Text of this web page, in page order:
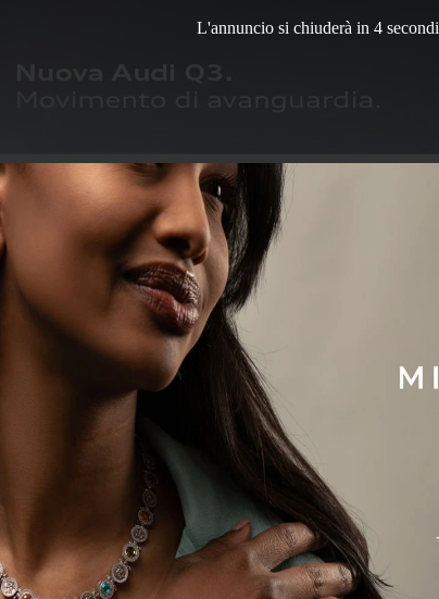
Attualità Economia Sport Servizi
L'annuncio si chiuderà in 3 secondi